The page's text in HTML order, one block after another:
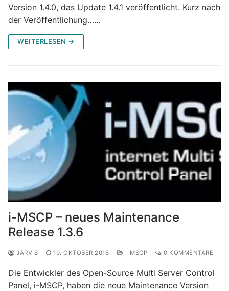
Version 1.4.0, das Update 1.4.1 veröffentlicht. Kurz nach
der Veröffentlichung……
WEITERLESEN →
i-MSCP – neues Maintenance
Release 1.3.6
JARVIS 19. OKTOBER 2016 I-MSCP 0 KOMMENTARE
Die Entwickler des Open-Source Multi Server Control
Panel, i-MSCP, haben die neue Maintenance Version